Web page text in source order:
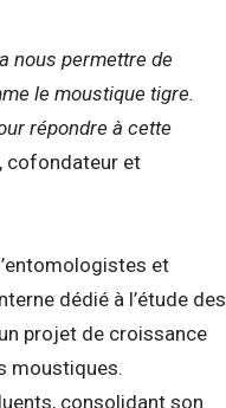
nous permettre de
le moustique tigre.
répondre à cette
cofondateur et
et
dédié à l’étude des
projet de croissance
moustiques.
consolidant son